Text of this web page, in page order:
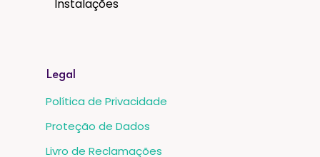
Instalações
Legal
Política de Privacidade
Proteção de Dados
Livro de Reclamações